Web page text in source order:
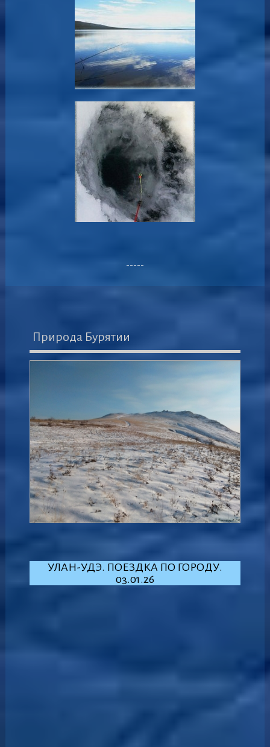
-----
Природа Бурятии
УЛАН-УДЭ. ПОЕЗДКА ПО ГОРОДУ.
03.01.26